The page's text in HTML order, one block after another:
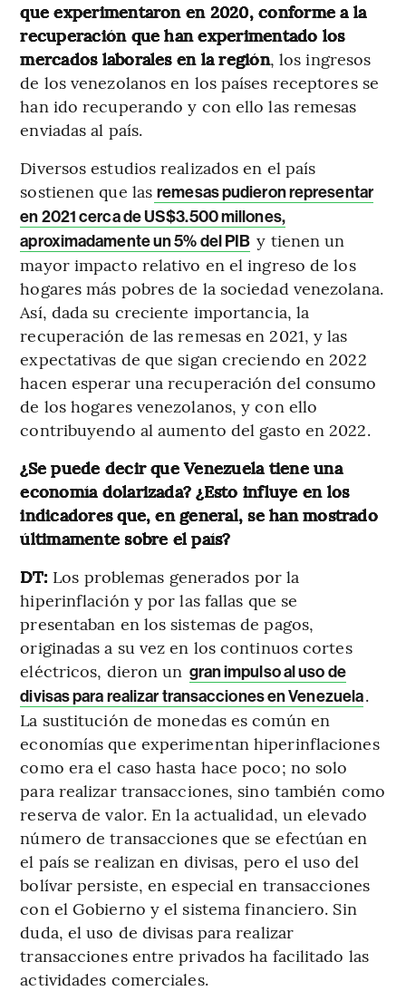
que experimentaron en 2020, conforme a la
recuperación que han experimentado los
mercados laborales en la región, los ingresos
de los venezolanos en los países receptores se
han ido recuperando y con ello las remesas
enviadas al país.
Diversos estudios realizados en el país
sostienen que las remesas pudieron representar
en 2021 cerca de US$3.500 millones,
aproximadamente un 5% del PIB y tienen un
mayor impacto relativo en el ingreso de los
hogares más pobres de la sociedad venezolana.
Así, dada su creciente importancia, la
recuperación de las remesas en 2021, y las
expectativas de que sigan creciendo en 2022
hacen esperar una recuperación del consumo
de los hogares venezolanos, y con ello
contribuyendo al aumento del gasto en 2022.
¿Se puede decir que Venezuela tiene una
economía dolarizada? ¿Esto influye en los
indicadores que, en general, se han mostrado
últimamente sobre el país?
DT: Los problemas generados por la
hiperinflación y por las fallas que se
presentaban en los sistemas de pagos,
originadas a su vez en los continuos cortes
eléctricos, dieron un gran impulso al uso de
divisas para realizar transacciones en Venezuela.
La sustitución de monedas es común en
economías que experimentan hiperinflaciones
como era el caso hasta hace poco; no solo
para realizar transacciones, sino también como
reserva de valor. En la actualidad, un elevado
número de transacciones que se efectúan en
el país se realizan en divisas, pero el uso del
bolívar persiste, en especial en transacciones
con el Gobierno y el sistema financiero. Sin
duda, el uso de divisas para realizar
transacciones entre privados ha facilitado las
actividades comerciales.